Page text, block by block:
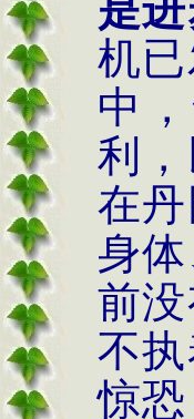
机
中
利
在
身
前
不
惊